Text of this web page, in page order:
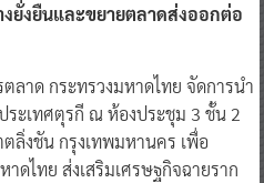
งยั่งยืนและขยายตลาดส่งออกต่อ
ลาด กระทรวงมหาดไทย จัดการนำ
ระเทศตุรกี ณ ห้องประชุม 3 ชั้น 2
ลิ่งชัน กรุงเทพมหานคร เพื่อ
ดไทย ส่งเสริมเศรษฐกิจฉายราก